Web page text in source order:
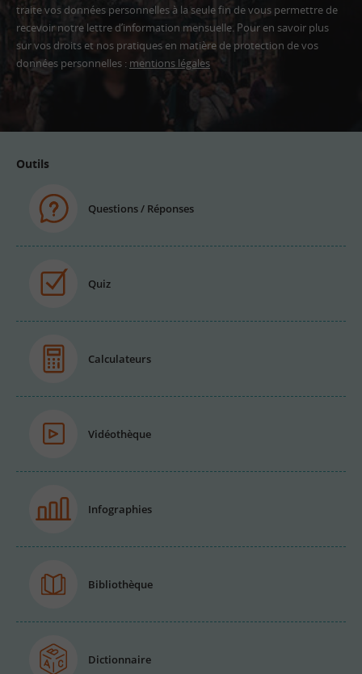
traite vos données personnelles à la seule fin de vous permettre de
recevoir notre lettre d’information mensuelle. Pour en savoir plus
sur vos droits et nos pratiques en matière de protection de vos
données personnelles : mentions légales
Adresse
Outils
Questions / Réponses
Quiz
Calculateurs
Vidéothèque
Infographies
Bibliothèque
Dictionnaire